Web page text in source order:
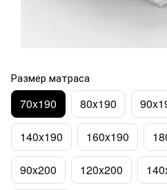
Размер матраса
70x190 80x190
140x190 160x190
90x200 120x200